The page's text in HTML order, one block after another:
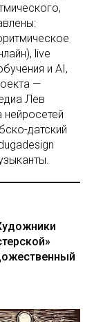
live
и AI,
—
Лев
нейросетей
датский